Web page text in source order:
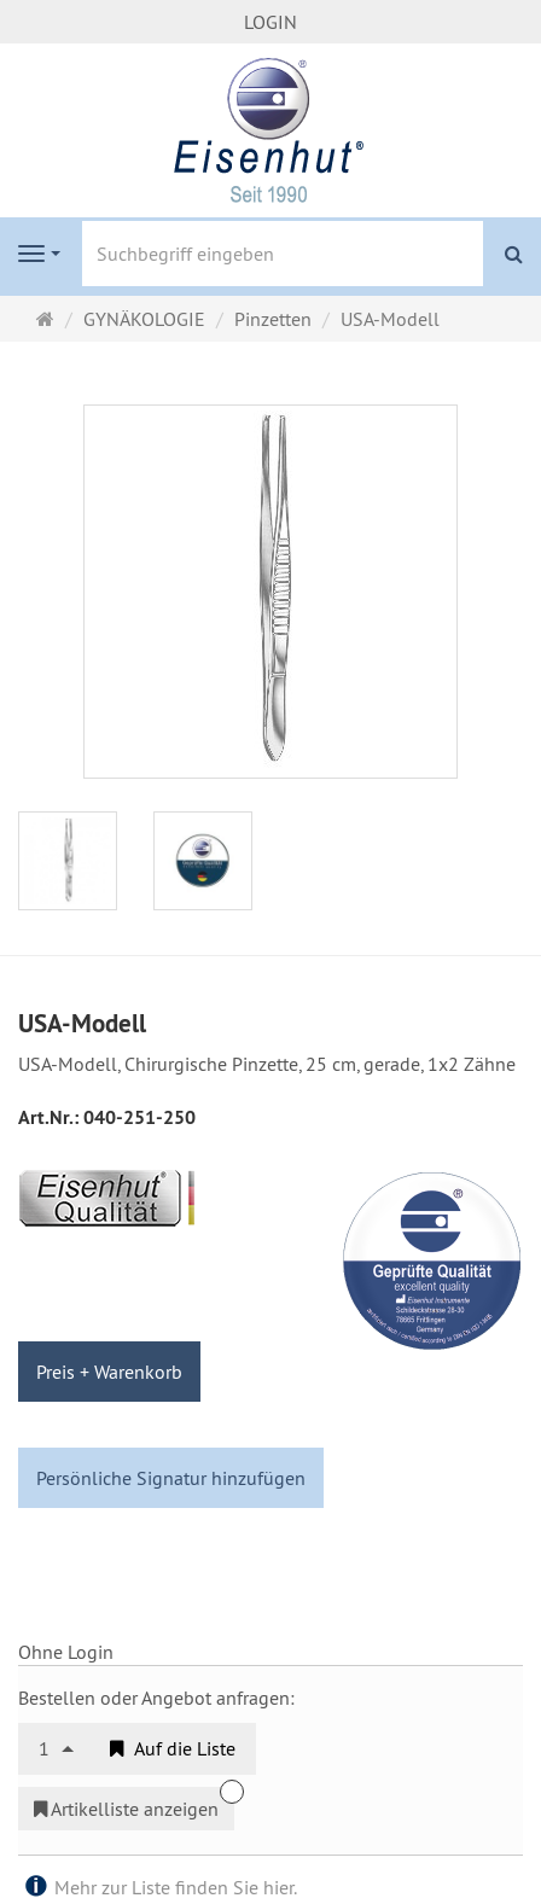
LOGIN
Navigation
Startseite
GYNÄKOLOGIE Pinzetten USA-Modell
USA-Modell
USA-Modell, Chirurgische Pinzette, 25 cm, gerade, 1x2 Zähne
Art.Nr.:040-251-250
Preis + Warenkorb
Persönliche Signatur hinzufügen
Ohne Login
Bestellen oder Angebot anfragen:
1 Auf die Liste
Artikelliste anzeigen
Mehr zur Liste finden Sie hier.